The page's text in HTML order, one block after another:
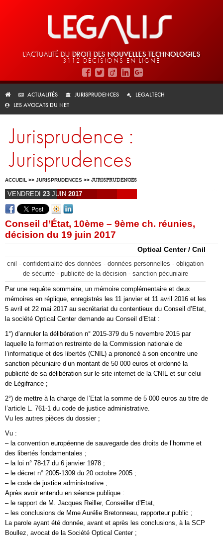
L'ACTUALITÉ DU DROIT DES NOUVELLES TECHNOLOGIES
3112 DÉCISIONS EN LIGNE
ACTUALITÉS JURISPRUDENCES
LEGALTECH
LES AVOCATS DU NET
Jurisprudence :
Jurisprudences
ACCUEIL >> JURISPRUDENCES >> JURISPRUDENCES
VENDREDI 23 JUIN 2017
Conseil d’État, 10ème – 9ème ch. réunies,
décision du 19 juin 2017
Optical Center / Cnil
cnil - confidentialité des données - données personnelles - obligation
de sécurité - publicité de la décision - sanction pécuniaire
Par une requête sommaire, un mémoire complémentaire et deux
mémoires en réplique, enregistrés les 11 janvier et 11 avril 2016 et les
5 avril et 22 mai 2017 au secrétariat du contentieux du Conseil d’Etat,
la société Optical Center demande au Conseil d’Etat :
1°) d’annuler la délibération n° 2015-379 du 5 novembre 2015 par
laquelle la formation restreinte de la Commission nationale de
l’informatique et des libertés (CNIL) a prononcé à son encontre une
sanction pécuniaire d’un montant de 50 000 euros et ordonné la
publicité de sa délibération sur le site internet de la CNIL et sur celui
de Légifrance ;
2°) de mettre à la charge de l’Etat la somme de 5 000 euros au titre de
l’article L. 761-1 du code de justice administrative.
Vu les autres pièces du dossier ;
Vu :
– la convention européenne de sauvegarde des droits de l’homme et
des libertés fondamentales ;
– la loi n° 78-17 du 6 janvier 1978 ;
– le décret n° 2005-1309 du 20 octobre 2005 ;
– le code de justice administrative ;
Après avoir entendu en séance publique :
– le rapport de M. Jacques Reiller, Conseiller d’Etat,
– les conclusions de Mme Aurélie Bretonneau, rapporteur public ;
La parole ayant été donnée, avant et après les conclusions, à la SCP
Boullez, avocat de la Société Optical Center ;